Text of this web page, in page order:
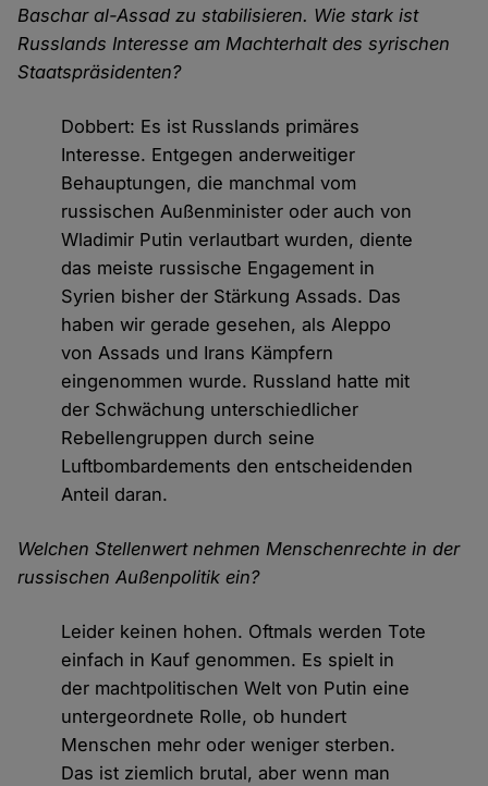
Baschar al-Assad zu stabilisieren. Wie stark ist
Russlands Interesse am Machterhalt des syrischen
Staatspräsidenten?
Dobbert: Es ist Russlands primäres
Interesse. Entgegen anderweitiger
Behauptungen, die manchmal vom
russischen Außenminister oder auch von
Wladimir Putin verlautbart wurden, diente
das meiste russische Engagement in
Syrien bisher der Stärkung Assads. Das
haben wir gerade gesehen, als Aleppo
von Assads und Irans Kämpfern
eingenommen wurde. Russland hatte mit
der Schwächung unterschiedlicher
Rebellengruppen durch seine
Luftbombardements den entscheidenden
Anteil daran.
Welchen Stellenwert nehmen Menschenrechte in der
russischen Außenpolitik ein?
Leider keinen hohen. Oftmals werden Tote
einfach in Kauf genommen. Es spielt in
der machtpolitischen Welt von Putin eine
untergeordnete Rolle, ob hundert
Menschen mehr oder weniger sterben.
Das ist ziemlich brutal, aber wenn man